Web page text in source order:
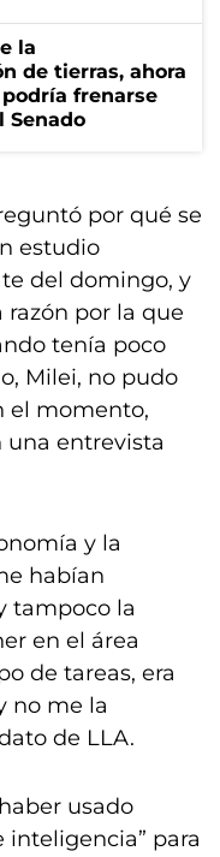
la
de tierras, ahora
frenarse
Senado
por qué se
estudio
del domingo, y
por la que
tenía poco
Milei, no pudo
el momento,
una entrevista
y la
habían
tampoco la
en el área
de tareas, era
no me la
de LLA.
usado
inteligencia” para